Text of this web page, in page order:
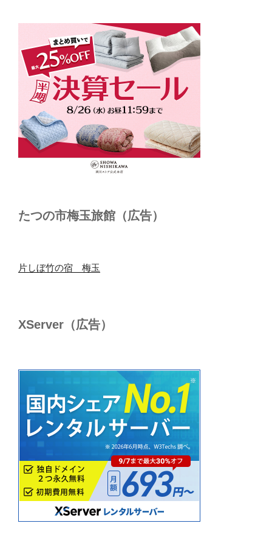
たつの市梅玉旅館（広告）
片しぼ竹の宿 梅玉
XServer（広告）